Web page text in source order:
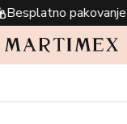
Besplatno pakovanje